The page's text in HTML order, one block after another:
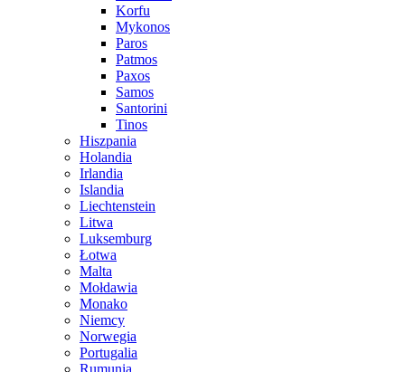
Korfu
Mykonos
Paros
Patmos
Paxos
Samos
Santorini
Tinos
Hiszpania
Holandia
Irlandia
Islandia
Liechtenstein
Litwa
Luksemburg
Łotwa
Malta
Mołdawia
Monako
Niemcy
Norwegia
Portugalia
Rumunia